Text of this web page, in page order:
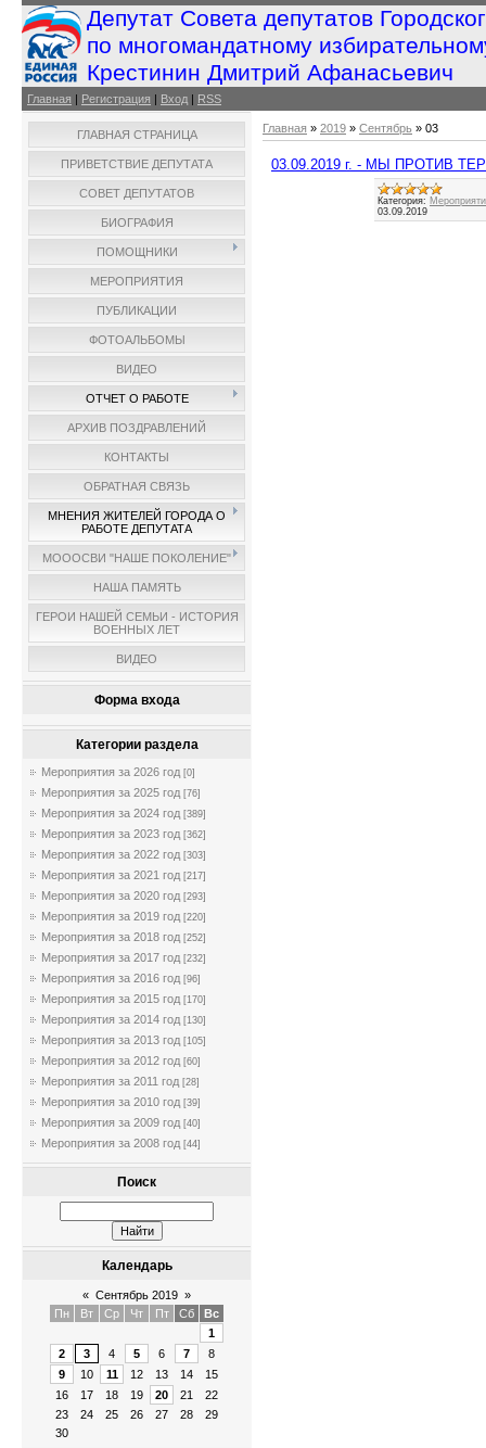
Депутат Совета депутатов
по многомандатному
Крестинин Дмитрий Афанасьевич
Главная | Регистрация | Вход | RSS
ГЛАВНАЯ СТРАНИЦА
ПРИВЕТСТВИЕ ДЕПУТАТА
СОВЕТ ДЕПУТАТОВ
БИОГРАФИЯ
ПОМОЩНИКИ
МЕРОПРИЯТИЯ
ПУБЛИКАЦИИ
ФОТОАЛЬБОМЫ
ВИДЕО
ОТЧЕТ О РАБОТЕ
АРХИВ ПОЗДРАВЛЕНИЙ
КОНТАКТЫ
ОБРАТНАЯ СВЯЗЬ
МНЕНИЯ ЖИТЕЛЕЙ ГОРОДА О
РАБОТЕ ДЕПУТАТА
МОООСВИ "НАШЕ ПОКОЛЕНИЕ"
НАША ПАМЯТЬ
ГЕРОИ НАШЕЙ СЕМЬИ - ИСТОРИЯ
ВОЕННЫХ ЛЕТ
ВИДЕО
Форма входа
Категории раздела
Мероприятия за 2026 год [0]
Мероприятия за 2025 год [76]
Мероприятия за 2024 год [389]
Мероприятия за 2023 год [362]
Мероприятия за 2022 год [303]
Мероприятия за 2021 год [217]
Мероприятия за 2020 год [293]
Мероприятия за 2019 год [220]
Мероприятия за 2018 год [252]
Мероприятия за 2017 год [232]
Мероприятия за 2016 год [96]
Мероприятия за 2015 год [170]
Мероприятия за 2014 год [130]
Мероприятия за 2013 год [105]
Мероприятия за 2012 год [60]
Мероприятия за 2011 год [28]
Мероприятия за 2010 год [39]
Мероприятия за 2009 год [40]
Мероприятия за 2008 год [44]
Поиск
Календарь
« Сентябрь 2019 »
Пн
Вт Ср Чт Пт Сб
Вс
1
2
3 4 5 6 7
8
9
10 11 12 13 14
15
16
17 18 19 20 21
22
23
24 25 26 27 28
29
30
Главная » 2019 » Сентябрь » 03
03.09.2019 г. - МЫ ПРОТИВ
Категория:
03.09.2019